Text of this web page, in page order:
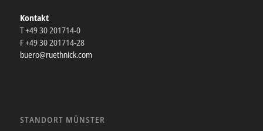
Kontakt
T +49 30 201714-0
F +49 30 201714-28
buero@ruethnick.com
STANDORT MÜNSTER